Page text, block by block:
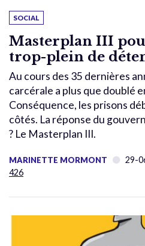
SOCIAL
Masterplan III
trop-plein de
Au cours des 35 dernières
carcérale a plus que doublé
Conséquence, les prisons
côtés. La réponse du
? Le Masterplan III.
MARINETTE MORMONT 29-
426